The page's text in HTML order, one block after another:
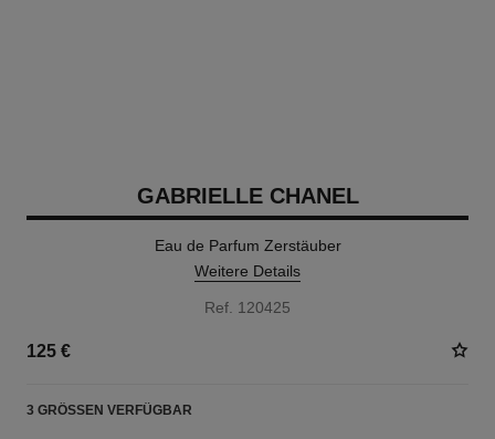
GABRIELLE CHANEL
Eau de Parfum Zerstäuber
Weitere Details
Ref. 120425
125 €
3 GRÖSSEN VERFÜGBAR